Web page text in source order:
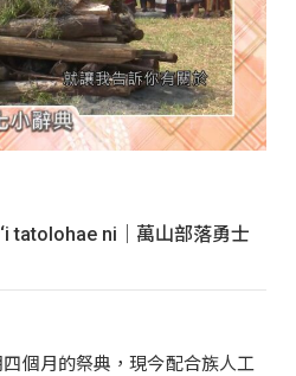
tatolohae ni｜萬山部落勇士
個月的祭典，現今配合族人工